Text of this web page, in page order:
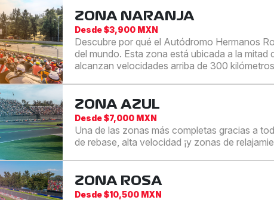
ZONA NARANJA
Desde $3,900 MXN
Descubre por qué el Autódromo Hermanos
del mundo. Esta zona está ubicada a la mitad
alcanzan velocidades arriba de 300
ZONA AZUL
Desde $7,000 MXN
Una de las zonas más completas gracias a
de rebase, alta velocidad ¡y zonas de
ZONA ROSA
Desde $10,500 MXN